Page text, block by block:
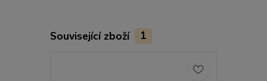
Související zboží 1